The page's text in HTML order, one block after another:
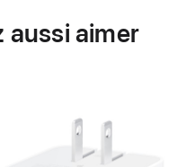
aussi aimer